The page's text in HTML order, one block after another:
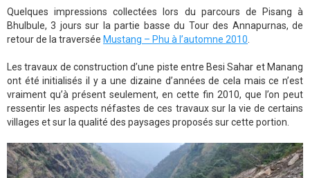
Quelques impressions collectées lors du parcours de Pisang à
Bhulbule, 3 jours sur la partie basse du Tour des Annapurnas, de
retour de la traversée Mustang – Phu à l’automne 2010
Les travaux de construction d’une piste entre Besi Sahar et Manang
ont été initialisés il y a une dizaine d’années de cela mais ce n’est
vraiment qu’à présent seulement, en cette fin 2010, que l’on peut
ressentir les aspects néfastes de ces travaux sur la vie de certains
villages et sur la qualité des paysages proposés sur cette portion.